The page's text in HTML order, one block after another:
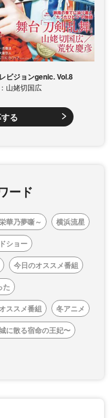
ビジョンgenic. Vol.8
山姥切国広
る
ード
華乃夢噺～
横浜流星
ショー
今日のオススメ番組
た
ススメ番組
冬アニメ
に散る宿命の王妃〜